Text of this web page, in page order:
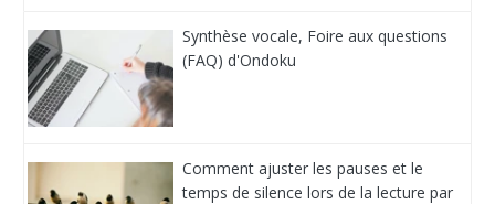
Synthèse vocale, Foire aux questions
(FAQ) d'Ondoku
Comment ajuster les pauses et le
temps de silence lors de la lecture par